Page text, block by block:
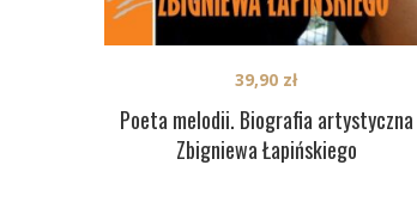
Poeta melodii. Biografia artystyczna
Zbigniewa Łapińskiego
39,90 zł